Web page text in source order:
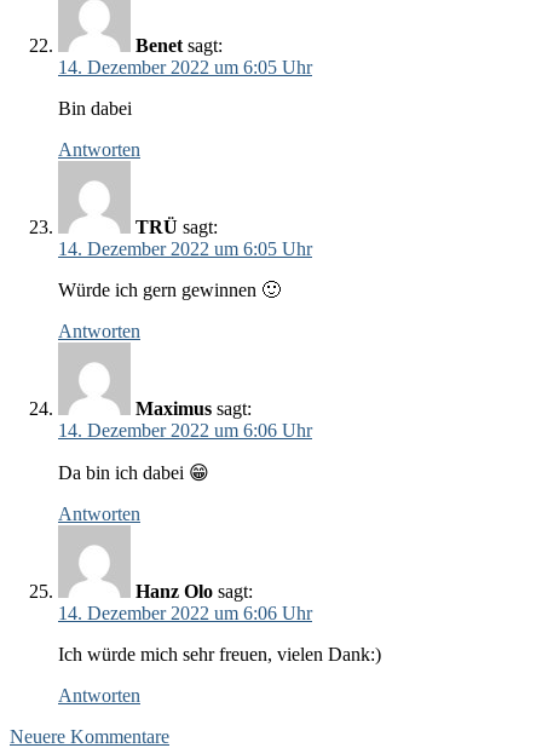
Benet sagt:
14. Dezember 2022 um 6:05 Uhr
Bin dabei
Antworten
TRÜ sagt:
14. Dezember 2022 um 6:05 Uhr
Würde ich gern gewinnen 🙂
Antworten
Maximus sagt:
14. Dezember 2022 um 6:06 Uhr
Da bin ich dabei 😁
Antworten
Hanz Olo sagt:
14. Dezember 2022 um 6:06 Uhr
Ich würde mich sehr freuen, vielen Dank:)
Antworten
Kommentar-
Neuere Kommentare